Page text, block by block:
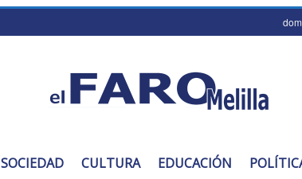
SOCIEDAD CULTURA EDUCACIÓN